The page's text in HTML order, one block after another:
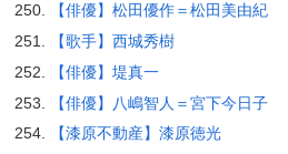
【俳優】松田優作＝松田美由紀
【歌手】西城秀樹
【俳優】堤真一
【俳優】八嶋智人＝宮下今日子
【漆原不動産】漆原徳光